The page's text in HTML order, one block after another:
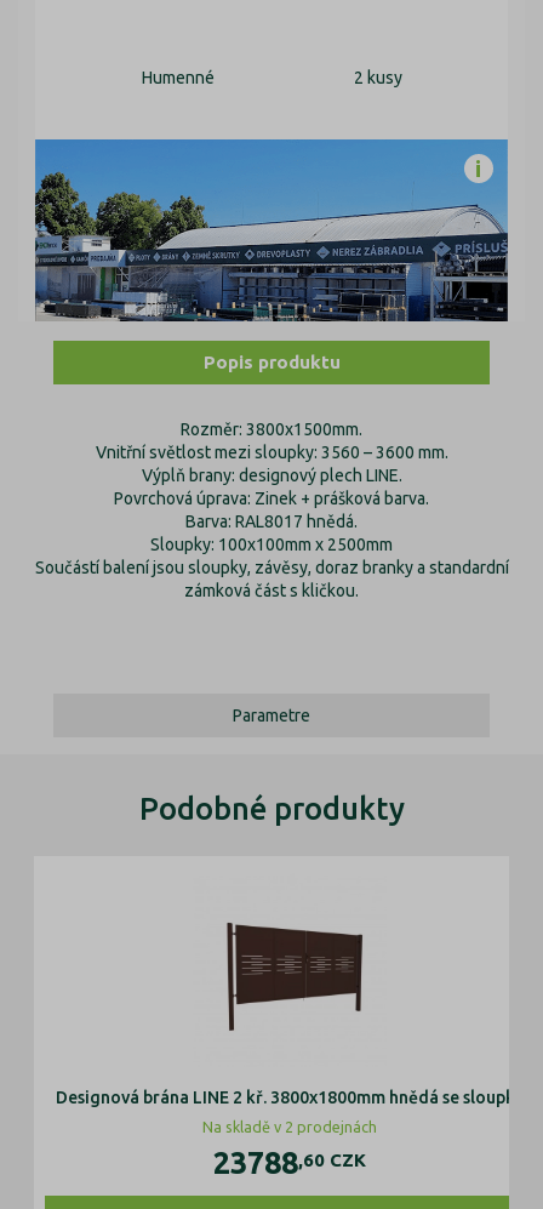
Humenné 2 kusy
Popis produktu
Rozměr: 3800x1500mm.
Vnitřní světlost mezi sloupky: 3560 – 3600 mm.
Výplň brany: designový plech LINE.
Povrchová úprava: Zinek + prášková barva.
Barva: RAL8017 hnědá.
Sloupky: 100x100mm x 2500mm
Součástí balení jsou sloupky, závěsy, doraz branky a standardní
zámková část s kličkou.
Parametre
Podobné produkty
Designová brána LINE 2 kř. 3800x1800mm hnědá se sloupky
Na skladě v 2 prodejnách
23788,60 CZK